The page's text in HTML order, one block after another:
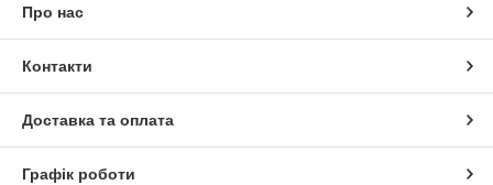
Про нас
Контакти
Доставка та оплата
Графік роботи